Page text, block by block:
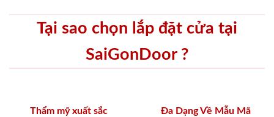
Tại sao chọn lắp đặt cửa tại
SaiGonDoor ?
Thẩm mỹ xuất sắc Đa Dạng Về Mẫu Mã